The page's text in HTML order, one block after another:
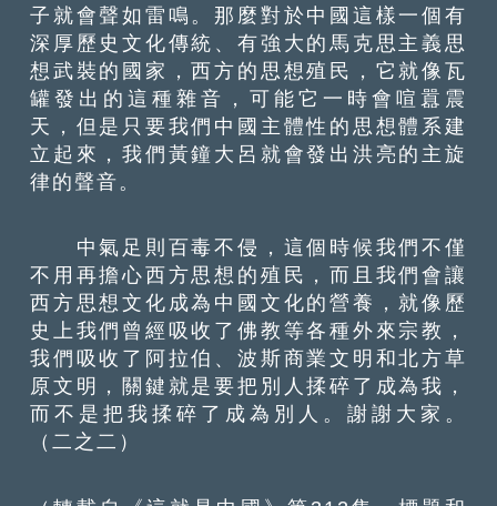
子就會聲如雷鳴。那麼對於中國這樣一個有
深厚歷史文化傳統、有強大的馬克思主義思
想武裝的國家，西方的思想殖民，它就像瓦
罐發出的這種雜音，可能它一時會喧囂震
天，但是只要我們中國主體性的思想體系建
立起來，我們黃鐘大呂就會發出洪亮的主旋
律的聲音。
中氣足則百毒不侵，這個時候我們不僅
不用再擔心西方思想的殖民，而且我們會讓
西方思想文化成為中國文化的營養，就像歷
史上我們曾經吸收了佛教等各種外來宗教，
我們吸收了阿拉伯、波斯商業文明和北方草
原文明，關鍵就是要把別人揉碎了成為我，
而不是把我揉碎了成為別人。謝謝大家。
（二之二）